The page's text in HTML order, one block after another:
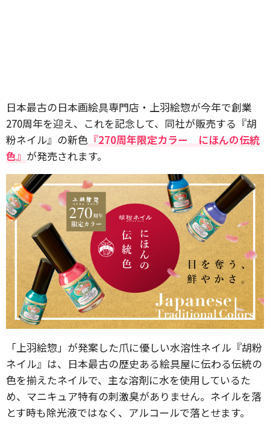
日本最古の日本画絵具専門店・上羽絵惣が今年で創業
270周年を迎え、これを記念して、同社が販売する『胡
粉ネイル』の新色 『270周年限定カラー にほんの伝統
色』 が発売されます。
「上羽絵惣」が発案した爪に優しい水溶性ネイル『胡粉
ネイル』は、日本最古の歴史ある絵具屋に伝わる伝統の
色を揃えたネイルで、主な溶剤に水を使用しているた
め、マニキュア特有の刺激臭がありません。ネイルを落
とす時も除光液ではなく、アルコールで落とせます。